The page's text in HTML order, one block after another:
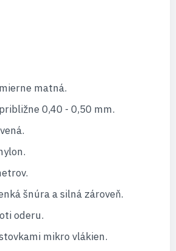
matná.
0,40 - 0,50 mm.
šnúra a silná zároveň.
oderu.
mikro vlákien.